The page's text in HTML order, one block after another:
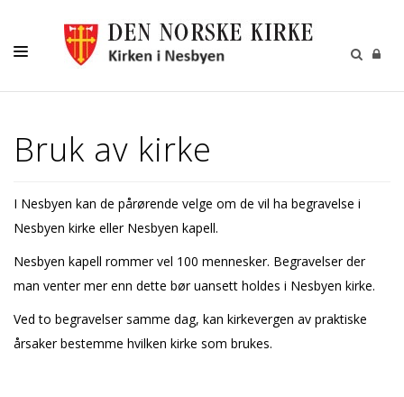
BARN OG UNGE
KIRKEGÅRDEN
KONTAKT
MENIGHETSBLADET
Bruk av kirke
I Nesbyen kan de pårørende velge om de vil ha begravelse i
Nesbyen kirke eller Nesbyen kapell.
Nesbyen kapell rommer vel 100 mennesker. Begravelser der
man venter mer enn dette bør uansett holdes i Nesbyen kirke.
Ved to begravelser samme dag, kan kirkevergen av praktiske
årsaker bestemme hvilken kirke som brukes.